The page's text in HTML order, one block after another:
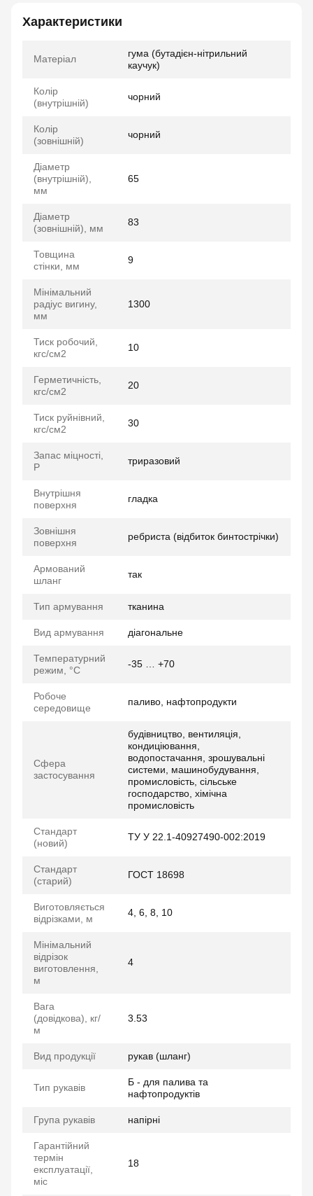
Характеристики
Матеріал
гума (бутадієн-нітрильний
каучук)
Колір
(внутрішній)
чорний
Колір
(зовнішній)
чорний
Діаметр
(внутрішній),
мм
65
Діаметр
(зовнішній), мм
83
Товщина
стінки, мм
9
Мінімальний
радіус вигину,
мм
1300
Тиск робочий,
кгс/см2
10
Герметичність,
кгс/см2
20
Тиск руйнівний,
кгс/см2
30
Запас міцності,
P
триразовий
Внутрішня
поверхня
гладка
Зовнішня
поверхня
ребриста (відбиток бинтострічки)
Армований
шланг
так
Тип армування тканина
Вид армування діагональне
Температурний
режим, °C
-35 … +70
Робоче
середовище
паливо, нафтопродукти
Сфера
застосування
будівництво, вентиляція,
кондиціювання,
водопостачання, зрошувальні
системи, машинобудування,
промисловість, сільське
господарство, хімічна
промисловість
Стандарт
(новий)
ТУ У 22.1-40927490-002:2019
Стандарт
(старий)
ГОСТ 18698
Виготовляється
відрізками, м
4, 6, 8, 10
Мінімальний
відрізок
виготовлення,
м
4
Вага
(довідкова), кг/
м
3.53
Вид продукції рукав (шланг)
Тип рукавів
Б - для палива та
нафтопродуктів
Група рукавів напірні
Гарантійний
термін
експлуатації,
міс
18